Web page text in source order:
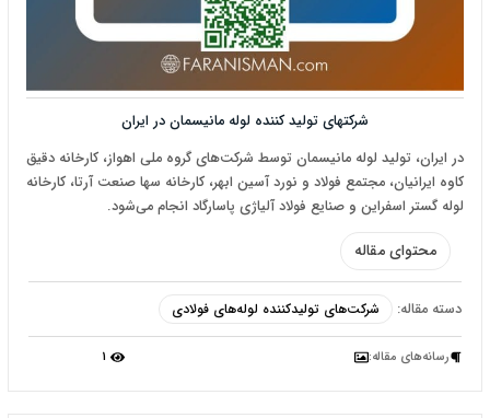
شرکتهای تولید کننده لوله مانیسمان در ایران
در ایران، تولید لوله مانیسمان توسط شرکت‌های گروه ملی اهواز، کارخانه دقیق
کاوه ایرانیان، مجتمع فولاد و نورد آسین ابهر، کارخانه سها صنعت آرتا، کارخانه
لوله گستر اسفراین و صنایع فولاد آلیاژی پاسارگاد انجام می‌شود.
محتوای مقاله
دسته مقاله: شرکت‌های تولیدکننده لوله‌های فولادی
رسانه‌‌های مقاله: